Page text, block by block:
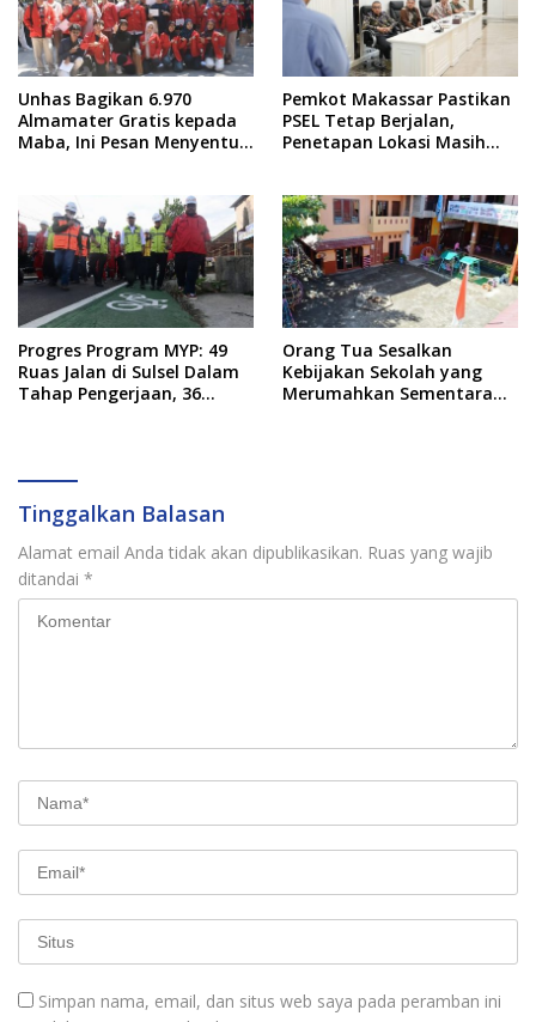
Unhas Bagikan 6.970
Almamater Gratis kepada
Maba, Ini Pesan Menyentuh
Pemkot Makassar Pastikan
PSEL Tetap Berjalan,
Penetapan Lokasi Masih
Progres Program MYP: 49
Ruas Jalan di Sulsel Dalam
Tahap Pengerjaan, 36
Orang Tua Sesalkan
Kebijakan Sekolah yang
Merumahkan Sementara
Tinggalkan Balasan
Alamat email Anda tidak akan dipublikasikan. Ruas yang wajib
ditandai *
Simpan nama, email, dan situs web saya pada peramban ini